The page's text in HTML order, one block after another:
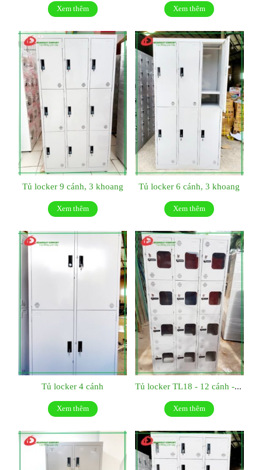
Xem thêm Xem thêm
Tủ locker 9 cánh, 3 khoang
Xem thêm
Tủ locker 6 cánh, 3 khoang
Xem thêm
Tủ locker 4 cánh
Xem thêm Xem thêm